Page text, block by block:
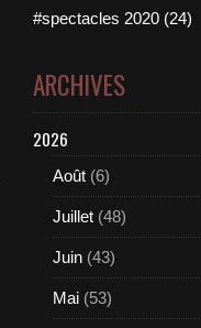
#spectacles 2020 (24)
ARCHIVES
2026
Août (6)
Juillet (48)
Juin (43)
Mai (53)